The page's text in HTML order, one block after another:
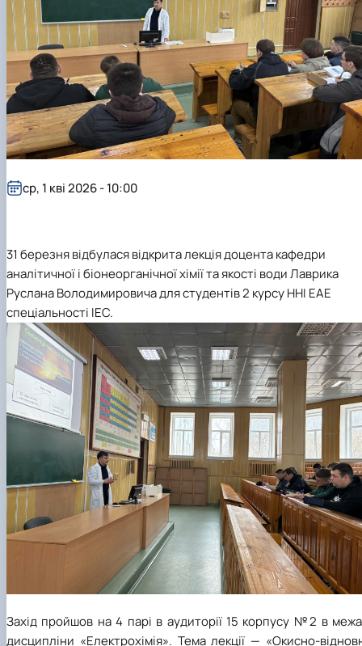
31 березня відбулася відкрита лекція доцента кафедри
аналітичної і біонеорганічної хімії та якості води Лаврика
Руслана Володимировича для студентів 2 курсу ННІ ЕАЕ
спеціальності ІЕС.
Захід пройшов на 4 парі в аудиторії 15 корпусу №2 в
дисципліни «Електрохімія». Тема лекції — «Окисно-
ср, 1 кві 2026 - 10:00